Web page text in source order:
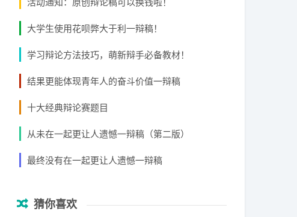
大学生使用花呗弊大于利一辩稿！
学习辩论方法技巧，萌新辩手必备教材！
结果更能体现青年人的奋斗价值一辩稿
十大经典辩论赛题目
从未在一起更让人遗憾一辩稿（第二版）
最终没有在一起更让人遗憾一辩稿
猜你喜欢